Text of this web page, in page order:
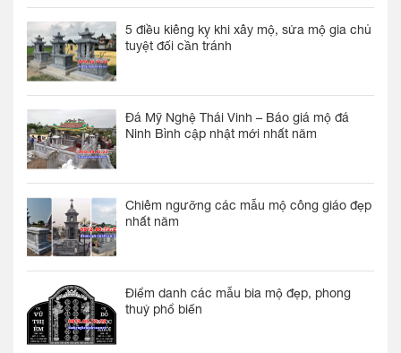
5 điều kiêng kỵ khi xây mộ, sửa mộ gia chủ
tuyệt đối cần tránh
Đá Mỹ Nghệ Thái Vinh – Báo giá mộ đá
Ninh Bình cập nhật mới nhất năm
Chiêm ngưỡng các mẫu mộ công giáo đẹp
nhất năm
Điểm danh các mẫu bia mộ đẹp, phong
thuỷ phổ biến